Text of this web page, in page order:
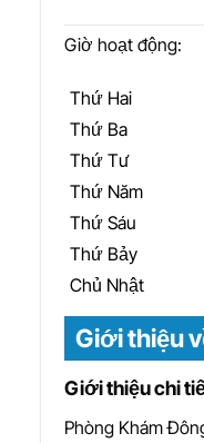
Giờ hoạt động:
Thứ Hai
Thứ Ba
Thứ Tư
Thứ Năm
Thứ Sáu
Thứ Bảy
Chủ Nhật
Giới thiệu
Giới thiệu chi
Phòng Khám